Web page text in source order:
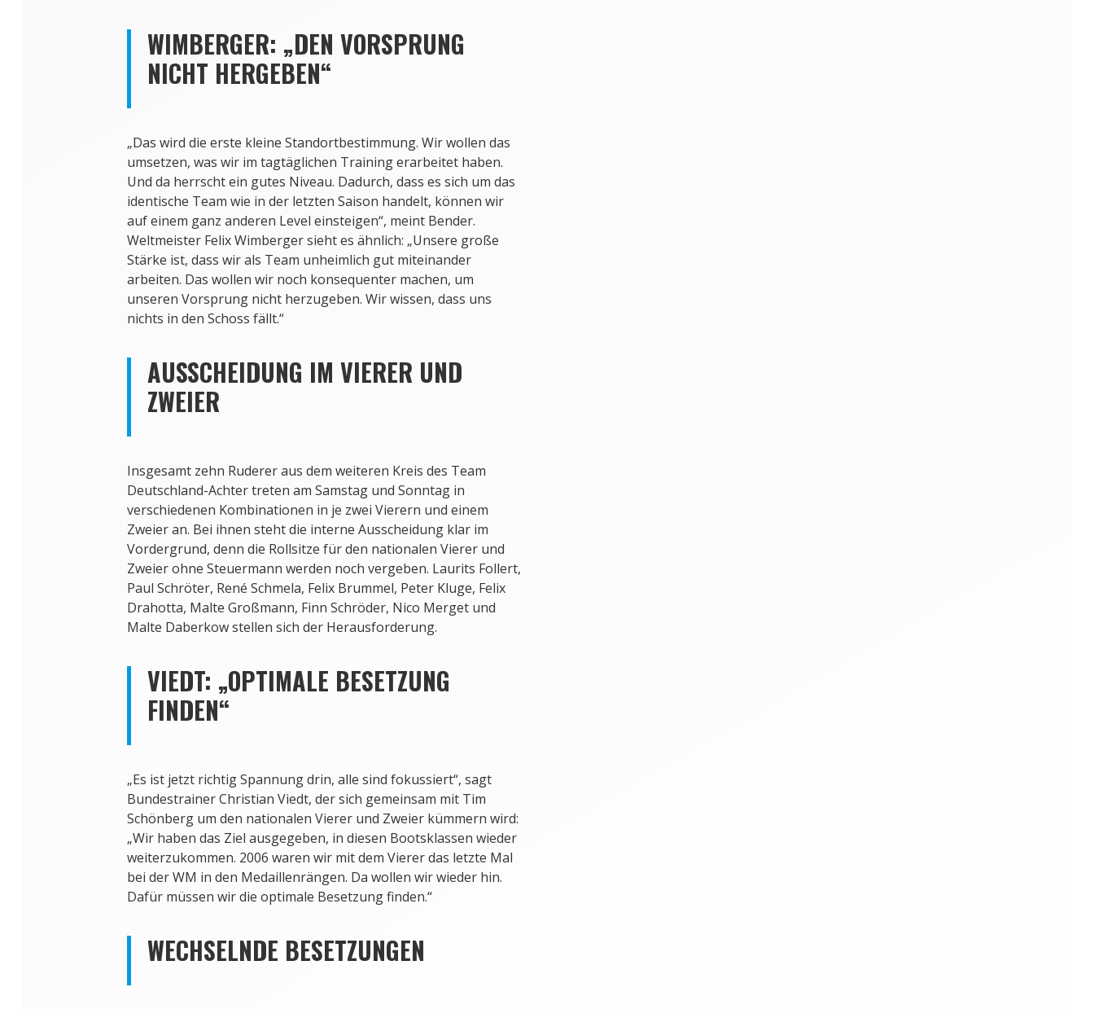
WIMBERGER: „DEN VORSPRUNG
NICHT HERGEBEN“
„Das wird die erste kleine Standortbestimmung. Wir wollen das
umsetzen, was wir im tagtäglichen Training erarbeitet haben.
Und da herrscht ein gutes Niveau. Dadurch, dass es sich um das
identische Team wie in der letzten Saison handelt, können wir
auf einem ganz anderen Level einsteigen“, meint Bender.
Weltmeister Felix Wimberger sieht es ähnlich: „Unsere große
Stärke ist, dass wir als Team unheimlich gut miteinander
arbeiten. Das wollen wir noch konsequenter machen, um
unseren Vorsprung nicht herzugeben. Wir wissen, dass uns
nichts in den Schoss fällt.“
AUSSCHEIDUNG IM VIERER UND
ZWEIER
Insgesamt zehn Ruderer aus dem weiteren Kreis des Team
Deutschland-Achter treten am Samstag und Sonntag in
verschiedenen Kombinationen in je zwei Vierern und einem
Zweier an. Bei ihnen steht die interne Ausscheidung klar im
Vordergrund, denn die Rollsitze für den nationalen Vierer und
Zweier ohne Steuermann werden noch vergeben. Laurits Follert,
Paul Schröter, René Schmela, Felix Brummel, Peter Kluge, Felix
Drahotta, Malte Großmann, Finn Schröder, Nico Merget und
Malte Daberkow stellen sich der Herausforderung.
VIEDT: „OPTIMALE BESETZUNG
FINDEN“
„Es ist jetzt richtig Spannung drin, alle sind fokussiert“, sagt
Bundestrainer Christian Viedt, der sich gemeinsam mit Tim
Schönberg um den nationalen Vierer und Zweier kümmern wird:
„Wir haben das Ziel ausgegeben, in diesen Bootsklassen wieder
weiterzukommen. 2006 waren wir mit dem Vierer das letzte Mal
bei der WM in den Medaillenrängen. Da wollen wir wieder hin.
Dafür müssen wir die optimale Besetzung finden.“
WECHSELNDE BESETZUNGEN